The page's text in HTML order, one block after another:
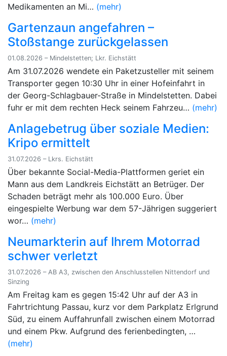
Medikamenten an Mi… (mehr)
Gartenzaun angefahren –
Stoßstange zurückgelassen
01.08.2026 – Mindelstetten; Lkr. Eichstätt
Am 31.07.2026 wendete ein Paketzusteller mit seinem
Transporter gegen 10:30 Uhr in einer Hofeinfahrt in
der Georg-Schlagbauer-Straße in Mindelstetten. Dabei
fuhr er mit dem rechten Heck seinem Fahrzeu… (mehr)
Anlagebetrug über soziale Medien:
Kripo ermittelt
31.07.2026 – Lkrs. Eichstätt
Über bekannte Social-Media-Plattformen geriet ein
Mann aus dem Landkreis Eichstätt an Betrüger. Der
Schaden beträgt mehr als 100.000 Euro. Über
eingespielte Werbung war dem 57-Jährigen suggeriert
wor… (mehr)
Neumarkterin auf Ihrem Motorrad
schwer verletzt
31.07.2026 – AB A3, zwischen den Anschlusstellen Nittendorf und
Sinzing
Am Freitag kam es gegen 15:42 Uhr auf der A3 in
Fahrtrichtung Passau, kurz vor dem Parkplatz Erlgrund
Süd, zu einem Auffahrunfall zwischen einem Motorrad
und einem Pkw. Aufgrund des ferienbedingten, …
(mehr)